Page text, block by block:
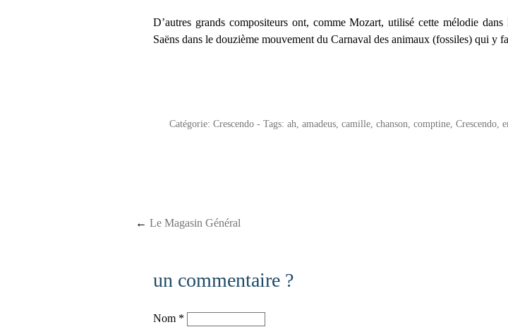
D’autres grands compositeurs ont, comme Mozart, utilisé cette mélodie
Saëns dans le douzième mouvement du Carnaval des animaux (fossiles) qui y
Catégorie: Crescendo- Tags: ah amadeus, camille, chanson comptine, Crescendo,
Post navigation
← Le Magasin Général
un commentaire ?
Nom *